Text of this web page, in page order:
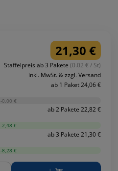
21,30 €
Staffelpreis ab 3 Pakete (0.02 € / St)
inkl. MwSt. & zzgl. Versand
ab 1 Paket 24,06 €
-0,00 €
ab 2 Pakete 22,82 €
-2,48 €
ab 3 Pakete 21,30 €
-8,28 €